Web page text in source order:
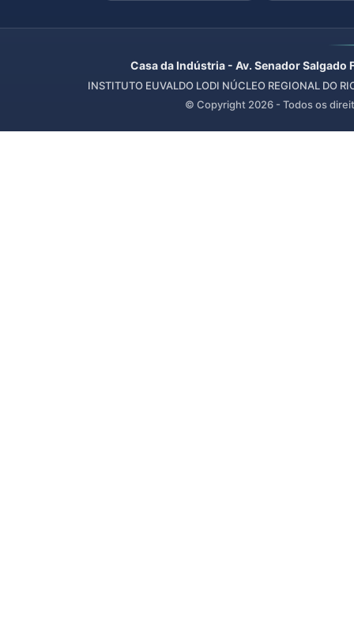
Casa da Indústria - Av. Senador
INSTITUTO EUVALDO LODI NÚCLEO REGIONAL DO
© Copyright 2026 - Todos os